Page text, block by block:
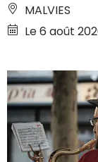
MALVIES
Le 6 août